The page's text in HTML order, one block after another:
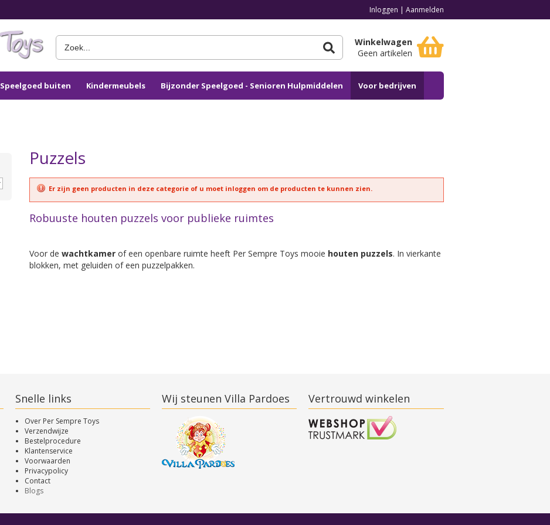
Inloggen | Aanmelden
Winkelwagen
Geen artikelen
Speelgoed buiten Kindermeubels Bijzonder Speelgoed - Senioren Hulpmiddelen Voor bedrijven
Puzzels
Er zijn geen producten in deze categorie of u moet inloggen om de producten te kunnen zien.
Robuuste houten puzzels voor publieke ruimtes
Voor dewachtkamerof een openbare ruimte heeft Per Sempre Toys mooie houten puzzels. In vierkante
blokken, met geluiden of een puzzelpakken.
Snelle links
Over Per Sempre Toys
Verzendwijze
Bestelprocedure
Klantenservice
Voorwaarden
Privacypolicy
Contact
Blogs
Wij steunen Villa Pardoes Vertrouwd winkelen